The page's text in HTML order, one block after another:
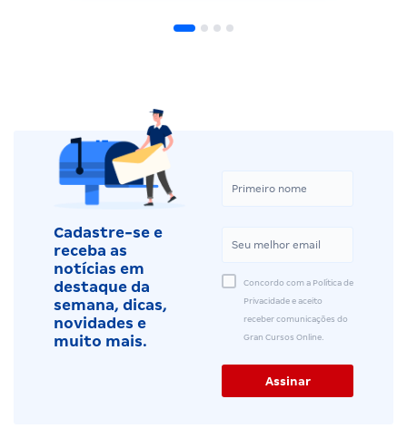
Cadastre-se e
receba as
notícias em
destaque da
semana, dicas,
novidades e
muito mais.
Concordo com a Política de
Privacidade e aceito
receber comunicações do
Gran Cursos Online.